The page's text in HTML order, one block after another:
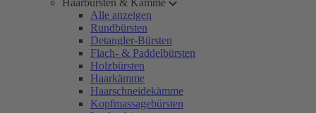
Haarbürsten & Kämme
Alle anzeigen
Rundbürsten
Detangler-Bürsten
Flach- & Paddelbürsten
Holzbürsten
Haarkämme
Haarschneidekämme
Kopfmassagebürsten